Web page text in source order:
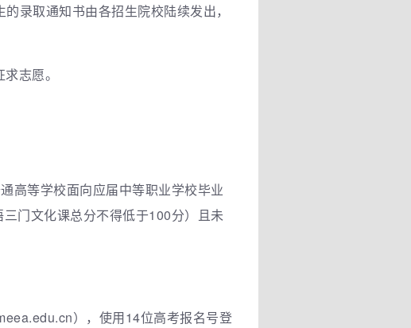
录取通知书由各招生院校陆续发出，
志愿。
高等学校面向应届中等职业学校毕业
门文化课总分不得低于100分）且未
），使用14位高考报名号登